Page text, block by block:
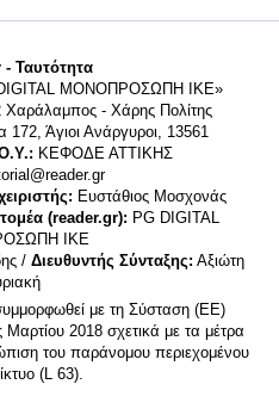
- Ταυτότητα
MONΟΠΡΟΣΩΠΗ ΙΚΕ»
Χαράλαμπος - Χάρης Πολίτης
172, Άγιοι Ανάργυροι, 13561
ΚΕΦΟΔΕ ΑΤΤΙΚΗΣ
Ευστάθιος Μοσχονάς
(reader.gr): PG DIGITAL
ΙΚΕ
/ Διευθυντής Σύνταξης: Αξιώτη
με τη Σύσταση (ΕΕ)
2018 σχετικά με τα μέτρα
του παράνομου περιεχομένου
(L 63).